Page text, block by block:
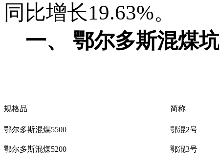
同比增长19.63%。
一、
鄂尔多斯混煤
规格品 简称
鄂尔多斯混煤5500 鄂混2号
鄂尔多斯混煤5200 鄂混3号